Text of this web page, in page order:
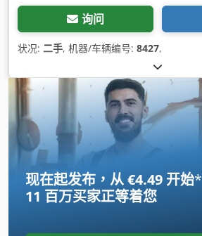
询问
状况: 二手, 机器/车辆编号: 8427,
现在起发布，从 €4.49 开始*
11 百万买家正等着您